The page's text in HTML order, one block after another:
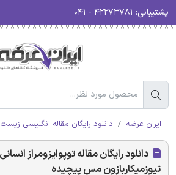
پشتیبانی:
ایران عرضه دانلود رایگان مقاله انگلیسی
تیوزمیکاربازون مس پیچیده